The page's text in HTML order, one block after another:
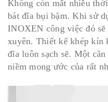
Không còn mất nhiều
bát đĩa bụi bặm. Khi sử
INOXEN công việc đó
xuyên. Thiết kế khép kín
đĩa luôn sạch sẽ. Một
niềm mong ước của rất